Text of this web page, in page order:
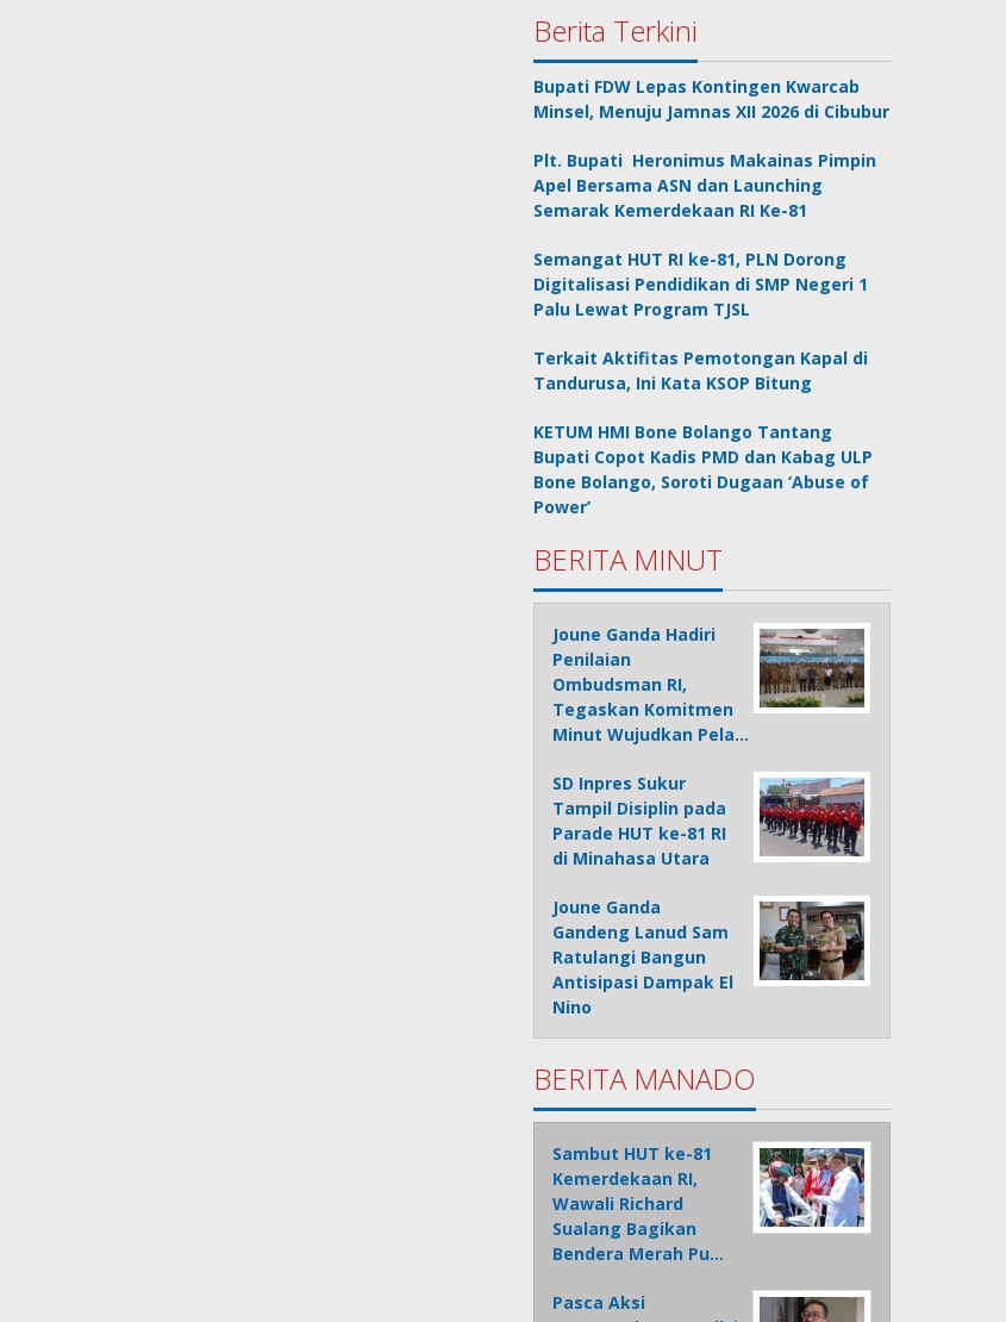
Berita Terkini
Bupati FDW Lepas Kontingen Kwarcab
Minsel, Menuju Jamnas XII 2026 di Cibubur
Plt. Bupati Heronimus Makainas Pimpin
Apel Bersama ASN dan Launching
Semarak Kemerdekaan RI Ke-81
Semangat HUT RI ke-81, PLN Dorong
Digitalisasi Pendidikan di SMP Negeri 1
Palu Lewat Program TJSL
Terkait Aktifitas Pemotongan Kapal di
Tandurusa, Ini Kata KSOP Bitung
KETUM HMI Bone Bolango Tantang
Bupati Copot Kadis PMD dan Kabag ULP
Bone Bolango, Soroti Dugaan ‘Abuse of
Power’
BERITA MINUT
Joune Ganda Hadiri
Penilaian
Ombudsman RI,
Tegaskan Komitmen
Minut Wujudkan Pela…
SD Inpres Sukur
Tampil Disiplin pada
Parade HUT ke-81 RI
di Minahasa Utara
Joune Ganda
Gandeng Lanud Sam
Ratulangi Bangun
Antisipasi Dampak El
Nino
BERITA MANADO
Sambut HUT ke-81
Kemerdekaan RI,
Wawali Richard
Sualang Bagikan
Bendera Merah Pu…
Pasca Aksi